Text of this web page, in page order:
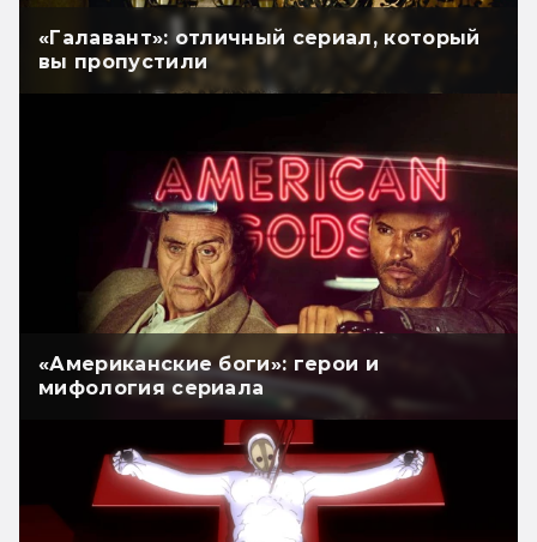
«Галавант»: отличный сериал, который
вы пропустили
«Американские боги»: герои и
мифология сериала